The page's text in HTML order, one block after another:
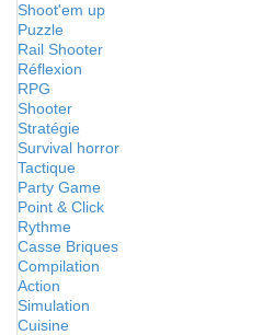
Shoot'em up
Puzzle
Rail Shooter
Réflexion
RPG
Shooter
Stratégie
Survival horror
Tactique
Party Game
Point & Click
Rythme
Casse Briques
Compilation
Action
Simulation
Cuisine